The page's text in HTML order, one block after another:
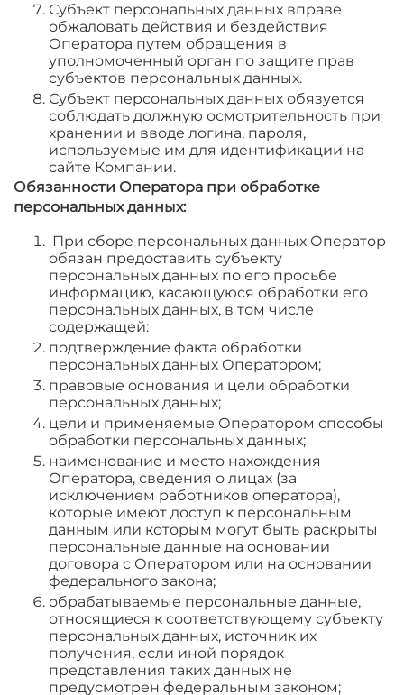
Субъект персональных данных вправе
обжаловать действия и бездействия
Оператора путем обращения в
уполномоченный орган по защите прав
субъектов персональных данных.
Субъект персональных данных обязуется
соблюдать должную осмотрительность при
хранении и вводе логина, пароля,
используемые им для идентификации на
сайте Компании.
Обязанности Оператора при обработке
персональных данных:
При сборе персональных данных Оператор
обязан предоставить субъекту
персональных данных по его просьбе
информацию, касающуюся обработки его
персональных данных, в том числе
содержащей:
подтверждение факта обработки
персональных данных Оператором;
правовые основания и цели обработки
персональных данных;
цели и применяемые Оператором способы
обработки персональных данных;
наименование и место нахождения
Оператора, сведения о лицах (за
исключением работников оператора),
которые имеют доступ к персональным
данным или которым могут быть раскрыты
персональные данные на основании
договора с Оператором или на основании
федерального закона;
обрабатываемые персональные данные,
относящиеся к соответствующему субъекту
персональных данных, источник их
получения, если иной порядок
представления таких данных не
предусмотрен федеральным законом;